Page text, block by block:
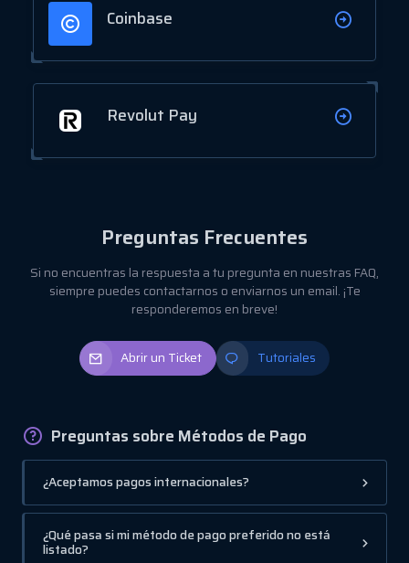
Coinbase
Revolut Pay
Preguntas Frecuentes
Si no encuentras la respuesta a tu pregunta en nuestras FAQ,
siempre puedes contactarnos o enviarnos un email. ¡Te
responderemos en breve!
Abrir un Ticket Tutoriales
Preguntas sobre Métodos de Pago
¿Aceptamos pagos internacionales?
¿Qué pasa si mi método de pago preferido no está
listado?